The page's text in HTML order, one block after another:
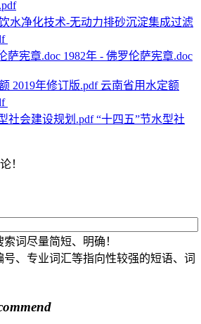
水净化技术-无动力排砂沉淀集成过滤
1982年 - 佛罗伦萨宪章.doc
云南省用水定额
“十四五”节水型社
！
词尽量简短、明确！
、专业词汇等指向性较强的短语、词